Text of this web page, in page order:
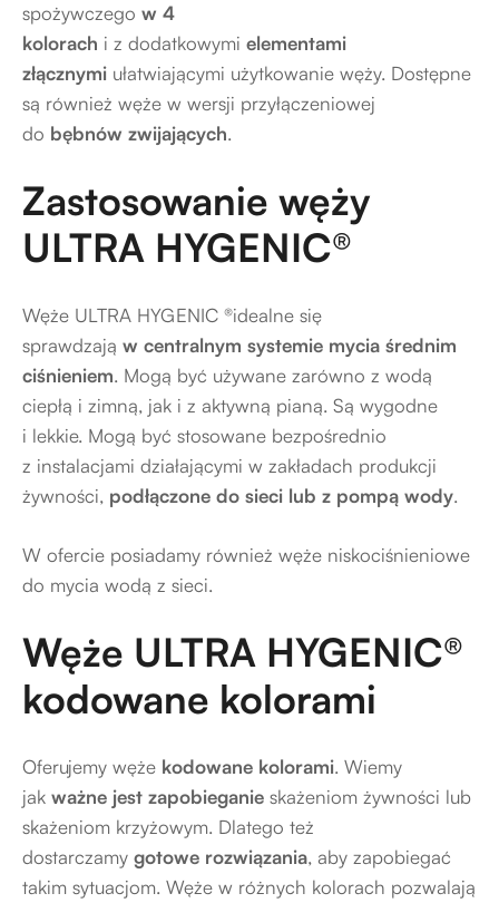
spożywczego w 4
kolorach i z dodatkowymi elementami
złącznymi ułatwiającymi użytkowanie węży. Dostępne
są również węże w wersji przyłączeniowej
do bębnów zwijających.
Zastosowanie węży
ULTRA HYGENIC®
Węże ULTRA HYGENIC ®idealne się
sprawdzają w centralnym systemie mycia średnim
ciśnieniem. Mogą być używane zarówno z wodą
ciepłą i zimną, jak i z aktywną pianą. Są wygodne
i lekkie. Mogą być stosowane bezpośrednio
z instalacjami działającymi w zakładach produkcji
żywności, podłączone do sieci lub z pompą wody.
W ofercie posiadamy również węże niskociśnieniowe
do mycia wodą z sieci.
Węże ULTRA HYGENIC®
kodowane kolorami
Oferujemy węże kodowane kolorami. Wiemy
jak ważne jest zapobieganie skażeniom żywności lub
skażeniom krzyżowym. Dlatego też
dostarczamy gotowe rozwiązania, aby zapobiegać
takim sytuacjom. Węże w różnych kolorach pozwalają